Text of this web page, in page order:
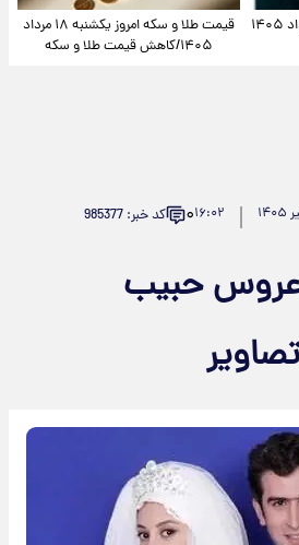
قیمت طلا و سکه امروز یکشنبه ۱۸ مرداد
۱۴۰۵/کاهش قیمت طلا و سکه
۱۶:۰۲۰ کد خبر: 985377
حبیب